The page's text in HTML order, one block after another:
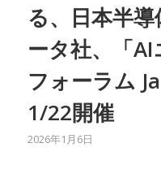
る、日本半
ータ社、「
フォーラム
1/22開催
2026年1月6日